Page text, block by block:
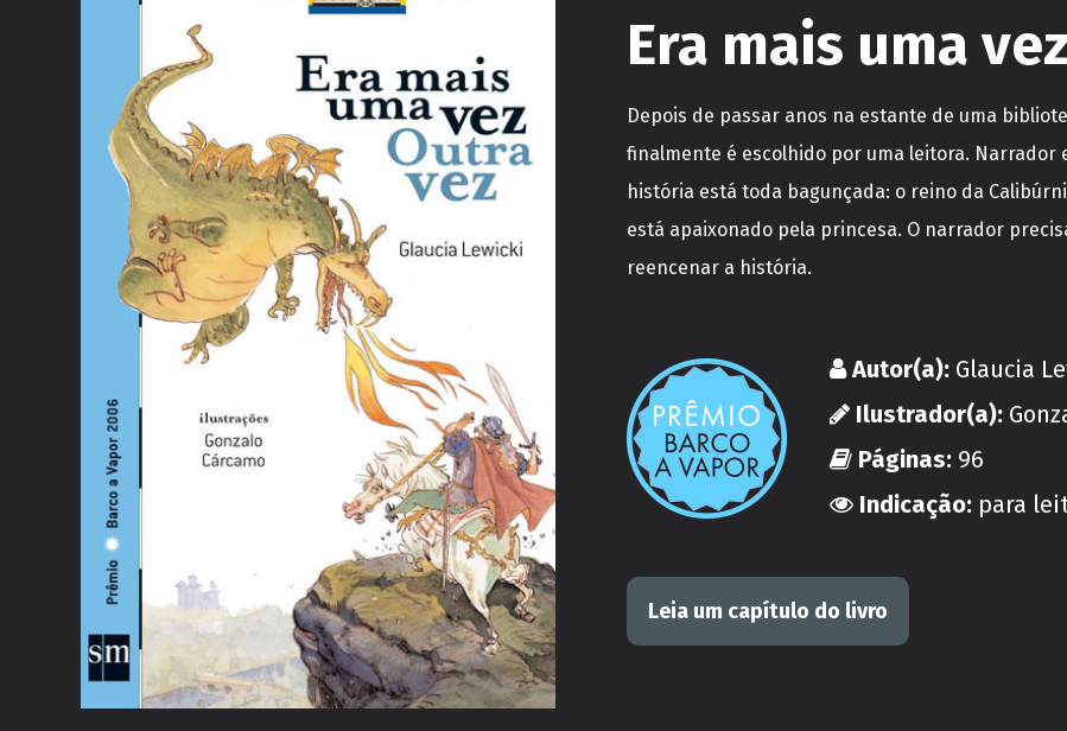
Era mais uma
Depois de passar anos na estante de uma
finalmente é escolhido por uma leitora. Narrador
história está toda bagunçada: o reino da
está apaixonado pela princesa. O narrador
reencenar a história.
Autor(a): Glaucia
Ilustrador(a):
Páginas: 96
Indicação: para
Leia um capítulo do livro